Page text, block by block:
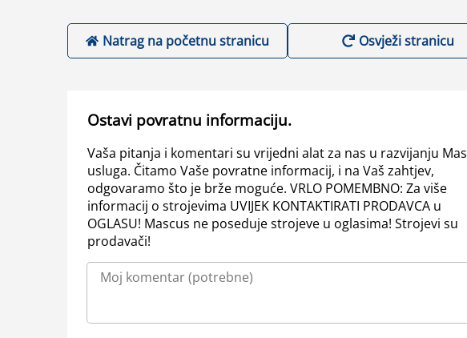
Natrag na početnu stranicu Osvježi stranicu
Ostavi povratnu informaciju.
Vaša pitanja i komentari su vrijedni alat za nas u razvijanju
usluga. Čitamo Vaše povratne informacij, i na Vaš zahtjev,
odgovaramo što je brže moguće. VRLO POMEMBNO: Za više
informacij o strojevima UVIJEK KONTAKTIRATI PRODAVCA u
OGLASU! Mascus ne poseduje strojeve u oglasima! Strojevi su
prodavači!